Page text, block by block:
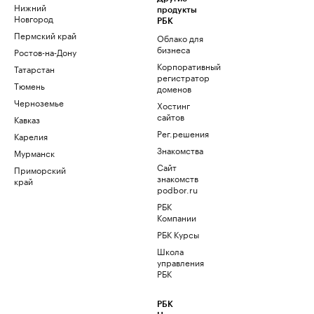
Нижний
Новгород
Пермский край
Ростов-на-Дону
Татарстан
Тюмень
Черноземье
Кавказ
Карелия
Мурманск
Приморский
край
продукты
РБК
Облако для
бизнеса
Корпоративный
регистратор
доменов
Хостинг
сайтов
Рег.решения
Знакомства
Сайт
знакомств
podbor.ru
РБК
Компании
РБК Курсы
Школа
управления
РБК
РБК